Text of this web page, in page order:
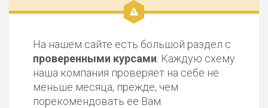
На нашем сайте есть большой раздел с
проверенными курсами . Каждую схему
наша компания проверяет на себе не
меньше месяца, прежде, чем
порекомендовать ее Вам.